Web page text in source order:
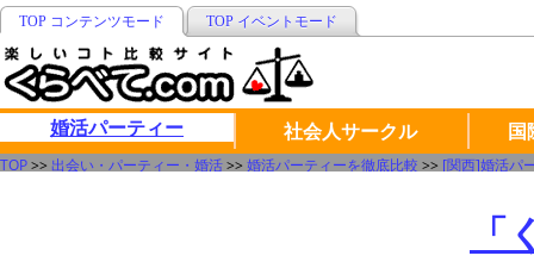
TOP コンテンツモード TOP イベントモード
婚活パーティー 社会人サークル 国
TOP>> 出会い・パーティー・婚活>> 婚活パーティーを徹底比較 >> [関西]婚活パ